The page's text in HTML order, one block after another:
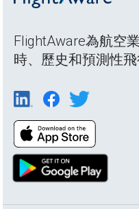
FlightAware為航空
時、歷史和預測性飛